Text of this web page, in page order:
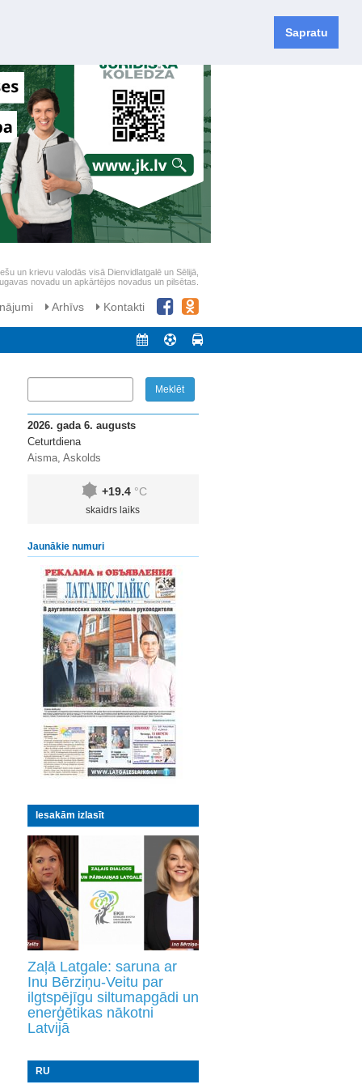
Sapratu
un krievu valodās visā Dienvidlatgalē un Sēlijā,
novadu un apkārtējos novadus un pilsētas.
Arhīvs Kontakti
2026. gada 6. augusts
Ceturtdiena
Aisma, Askolds
+19.4 °C
skaidrs laiks
Jaunākie numuri
Iesakām izlasīt
Zaļā Latgale: saruna ar
Inu Bērziņu-Veitu par
ilgtspējīgu siltumapgādi un
enerģētikas nākotni
Latvijā
RU